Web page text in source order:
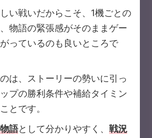
い戦いだからこそ、1機ごとの
物語の緊張感がそのままゲー
っているのも良いところで
は、ストーリーの勢いに引っ
プの勝利条件や補給タイミン
とです。
語として分かりやすく、 戦況